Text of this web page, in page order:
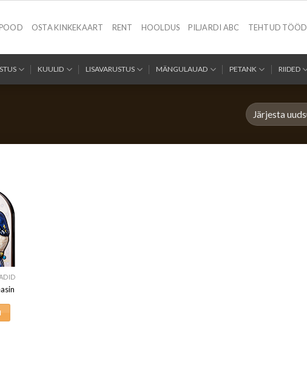
POOD OSTA KINKEKAART RENT HOOLDUS PILJARDI ABC TEHTUD TÖÖD
KUULID LISAVARUSTUS MÄNGULAUAD PETANK RIIDED